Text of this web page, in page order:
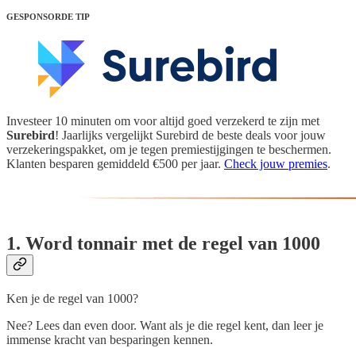
GESPONSORDE TIP
Investeer 10 minuten om voor altijd goed verzekerd te zijn met
Surebird! Jaarlijks vergelijkt Surebird de beste deals voor jouw
verzekeringspakket, om je tegen premiestijgingen te beschermen.
Klanten besparen gemiddeld €500 per jaar. Check jouw premies.
1. Word tonnair met de regel van 1000
Ken je de regel van 1000?
Nee? Lees dan even door. Want als je die regel kent, dan leer je
immense kracht van besparingen kennen.